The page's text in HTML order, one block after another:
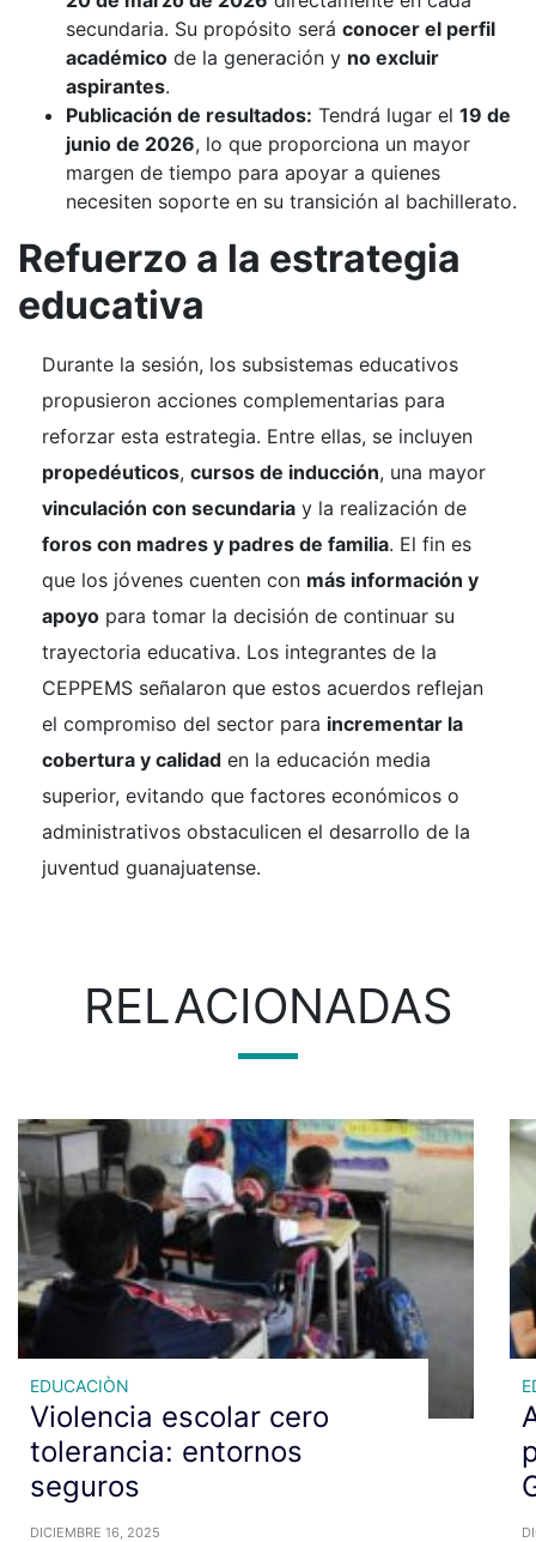
secundaria. Su propósito será conocer el perfil
académico de la generación y no excluir
aspirantes.
Publicación de resultados: Tendrá lugar el 19 de
junio de 2026, lo que proporciona un mayor
margen de tiempo para apoyar a quienes
necesiten soporte en su transición al bachillerato.
Refuerzo a la estrategia
educativa
Durante la sesión, los subsistemas educativos
propusieron acciones complementarias para
reforzar esta estrategia. Entre ellas, se incluyen
propedéuticos, cursos de inducción, una mayor
vinculación con secundaria y la realización de
foros con madres y padres de familia. El fin es
que los jóvenes cuenten con más información y
apoyo para tomar la decisión de continuar su
trayectoria educativa. Los integrantes de la
CEPPEMS señalaron que estos acuerdos reflejan
el compromiso del sector para incrementar la
cobertura y calidad en la educación media
superior, evitando que factores económicos o
administrativos obstaculicen el desarrollo de la
juventud guanajuatense.
RELACIONADAS
EDUCACIÒN
Violencia escolar cero
tolerancia: entornos
seguros
DICIEMBRE 16, 2025